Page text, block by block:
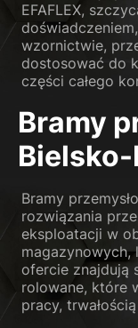
EFAFLEX,
wzornictwie,
dostosować do
części całego
Bramy
Bielsko-
Bramy
rozwiązania
eksploatacji w
magazynowych,
ofercie znajdują
rolowane, które
pracy,